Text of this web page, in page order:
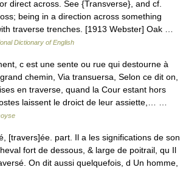
direct across. See {Transverse}, and cf.
being in a direction across something
traverse trenches. [1913 Webster] Oak …
Dictionary of English
c est une sente ou rue qui destourne à
chemin, Via transuersa, Selon ce dit on,
en traverse, quand la Cour estant hors
laissent le droict de leur assiette,… …
[travers]ée. part. Il a les significations de son
fort de dessous, & large de poitrail, qu Il
On dit aussi quelquefois, d Un homme,